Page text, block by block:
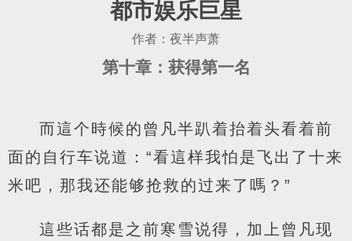
都市娱乐巨星
作者：夜半声萧
第十章：获得第一名
而這个時候的曾凡半趴着抬着头看着前
面的自行车说道：“看這样我怕是飞出了十来
米吧，那我还能够抢救的过来了嗎？”
這些话都是之前寒雪说得，加上曾凡现